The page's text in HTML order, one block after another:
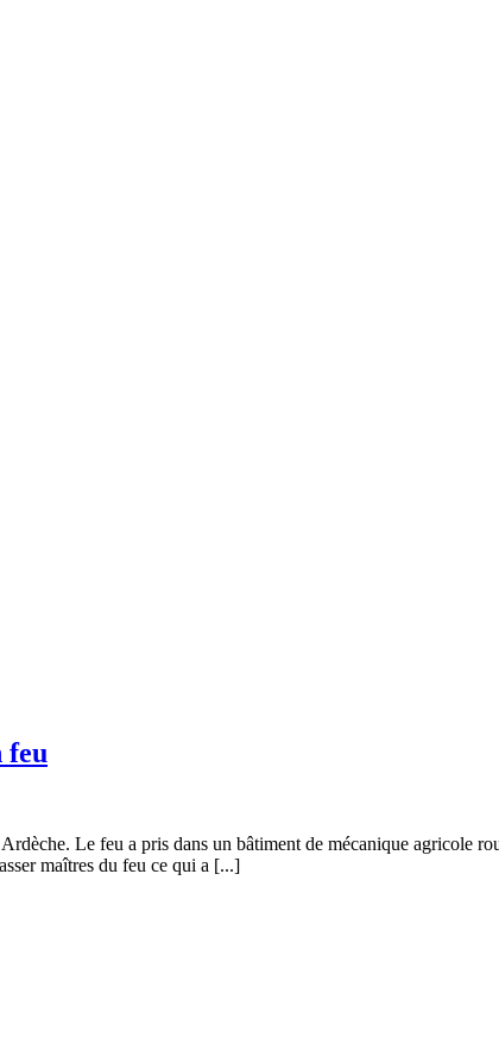
feu
Le feu a pris dans un bâtiment de mécanique agricole
maîtres du feu ce qui a [...]